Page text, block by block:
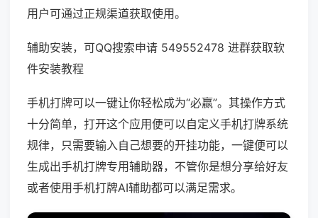
用户可通过正规渠道获取使用。
辅助安装，可QQ搜索申请 549552478 进群获取软
件安装教程
手机打牌可以一键让你轻松成为“必赢”。其操作方式
十分简单，打开这个应用便可以自定义手机打牌系统
规律，只需要输入自己想要的开挂功能，一键便可以
生成出手机打牌专用辅助器，不管你是想分享给好友
或者使用手机打牌AI辅助都可以满足需求。